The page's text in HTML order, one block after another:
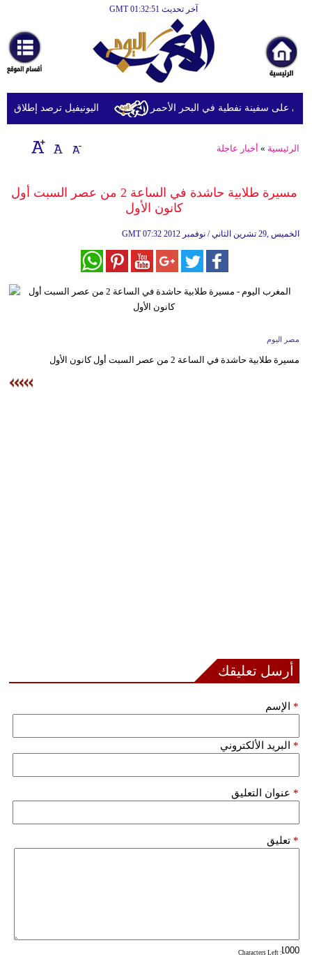
آخر تحديث GMT 01:32:51
أخبارعاجلة
رياضة
ثقافة
إقتصاد
وموسيقى
سياحة
أخبار
مدوَّنات
أبراج
سيارات
اليونيفيل ترصد إطلاق 113 مقذوفا إسرائيليا على لبنان خلال يوم واحد على سفينة نفطية في البحر الأحمر
الرئيسية » أخبار عاجلة
مسيرة طلابية حاشدة في الساعة 2 من عصر السبت أول
كانون الأول
GMT 07:32 2012 الخميس ,29 تشرين الثاني / نوفمبر
مصر اليوم
مسيرة طلابية حاشدة في الساعة 2 من عصر السبت أول كانون الأول
أرسل تعليقك
الإسم *
البريد الألكتروني *
عنوان التعليق *
تعليق *
: Characters Left